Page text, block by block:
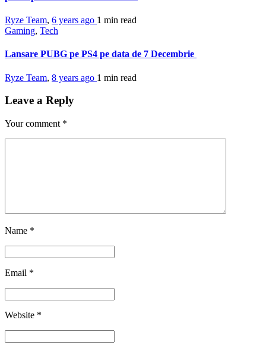
Ryze Team, 6 years ago 1 min read
Gaming, Tech
Lansare PUBG pe PS4 pe data de 7 Decembrie
Ryze Team, 8 years ago 1 min read
Leave a Reply
Your comment *
Name *
Email *
Website *